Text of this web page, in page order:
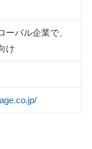
ーバル企業で、
け